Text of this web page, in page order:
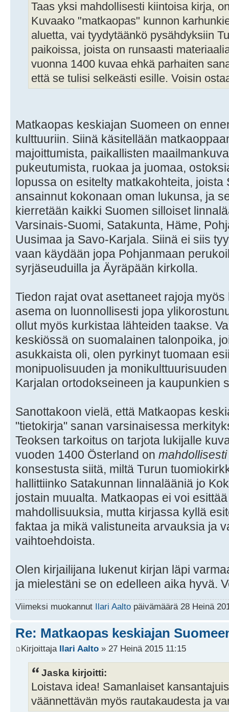
Taas yksi mahdollisesti kiintoisa kirja,
Kuvaako "matkaopas" kunnon
aluetta, vai tyydytäänkö pysähdyksiin
paikoissa, joista on runsaasti
vuonna 1400 kuvaa ehkä parhaiten
että se tulisi selkeästi esille. Voisin
Matkaopas keskiajan Suomeen on
kulttuuriin. Siinä käsitellään
majoittumista, paikallisten
pukeutumista, ruokaa ja juomaa,
lopussa on esitelty matkakohteita, joista
ansainnut kokonaan oman lukunsa, ja
kierretään kaikki Suomen silloiset
Varsinais-Suomi, Satakunta, Häme,
Uusimaa ja Savo-Karjala. Siinä ei siis
vaan käydään jopa Pohjanmaan
syrjäseuduilla ja Äyräpään kirkolla.
Tiedon rajat ovat asettaneet rajoja
asema on luonnollisesti jopa
ollut myös kurkistaa lähteiden taakse.
keskiössä on suomalainen talonpoika,
asukkaista oli, olen pyrkinyt tuomaan
monipuolisuuden ja
Karjalan ortodokseineen ja kaupunkien
Sanottakoon vielä, että Matkaopas
"tietokirja" sanan varsinaisessa
Teoksen tarkoitus on tarjota lukijalle
vuoden 1400 Österland on mahdollisesti
konsestusta siitä, miltä Turun
hallittiinko Satakunnan linnalääniä jo
jostain muualta. Matkaopas ei voi
mahdollisuuksia, mutta kirjassa kyllä
faktaa ja mikä valistuneita arvauksia ja
vaihtoehdoista.
Olen kirjailijana lukenut kirjan läpi
ja mielestäni se on edelleen aika hyvä.
Viimeksi muokannut Ilari Aalto päivämäärä 28 Heinä
Re: Matkaopas keskiajan
Kirjoittaja Ilari Aalto » 27 Heinä 2015 11:15
Jaska kirjoitti:
Loistava idea! Samanlaiset
väännettävän myös rautakaudesta ja